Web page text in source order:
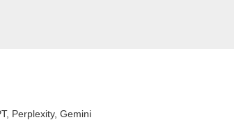
Perplexity, Gemini